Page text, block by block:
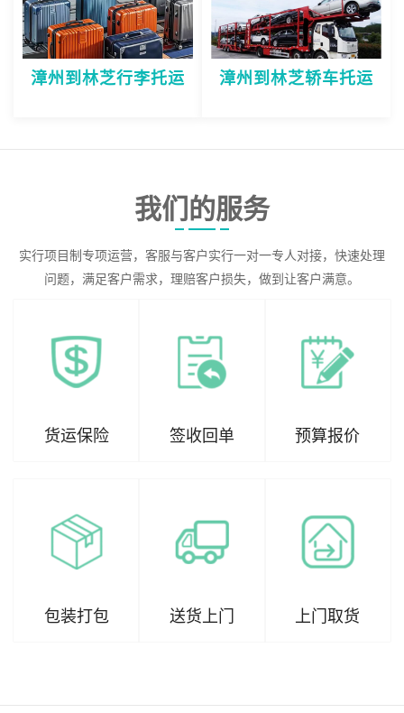
漳州到林芝行李托运 漳州到林芝轿车托运
我们的服务
实行项目制专项运营，客服与客户实行一对一专人对接，快速处理
问题，满足客户需求，理赔客户损失，做到让客户满意。
货运保险 签收回单 预算报价
包装打包 送货上门 上门取货